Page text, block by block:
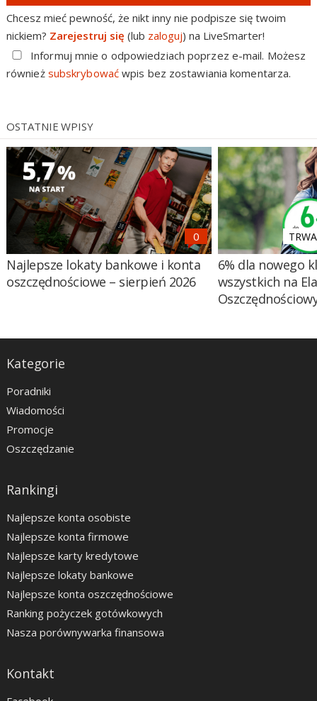
Chcesz mieć pewność, że nikt inny nie podpisze się twoim
nickiem? Zarejestruj się (lub zaloguj) na LiveSmarter!
Informuj mnie o odpowiedziach poprzez e-mail. Możesz
również subskrybowaćwpis bez zostawiania komentarza.
OSTATNIE WPISY
Najlepsze lokaty bankowe i konta
oszczędnościowe – sierpień 2026
6% dla nowego
wszystkich na
Kategorie
Poradniki
Wiadomości
Promocje
Oszczędzanie
Rankingi
Najlepsze konta osobiste
Najlepsze konta firmowe
Najlepsze karty kredytowe
Najlepsze lokaty bankowe
Najlepsze konta oszczędnościowe
Ranking pożyczek gotówkowych
Nasza porównywarka finansowa
Kontakt